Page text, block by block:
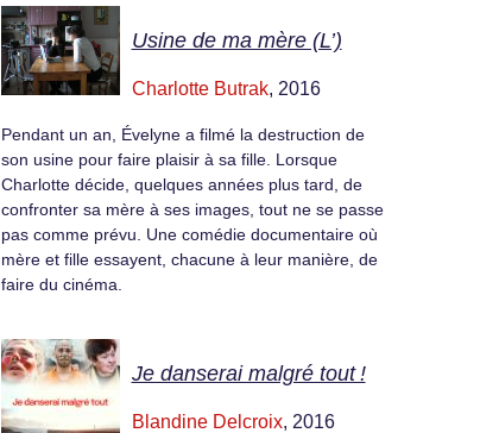
Usine de ma mère (L’)
Charlotte Butrak, 2016
Pendant un an, Évelyne a filmé la destruction de
son usine pour faire plaisir à sa fille. Lorsque
Charlotte décide, quelques années plus tard, de
confronter sa mère à ses images, tout ne se passe
pas comme prévu. Une comédie documentaire où
mère et fille essayent, chacune à leur manière, de
faire du cinéma.
Je danserai malgré tout !
Blandine Delcroix, 2016